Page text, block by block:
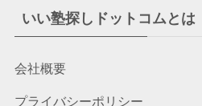
いい塾探しドットコムとは
会社概要
プライバシーポリシー